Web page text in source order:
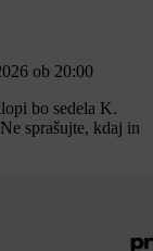
ob 20:00
bo sedela K.
sprašujte, kdaj in